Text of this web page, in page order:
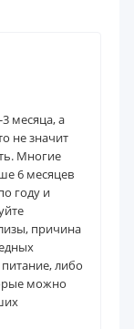
3 месяца, а
не значит
Многие
6 месяцев
году и
причина
либо
можно